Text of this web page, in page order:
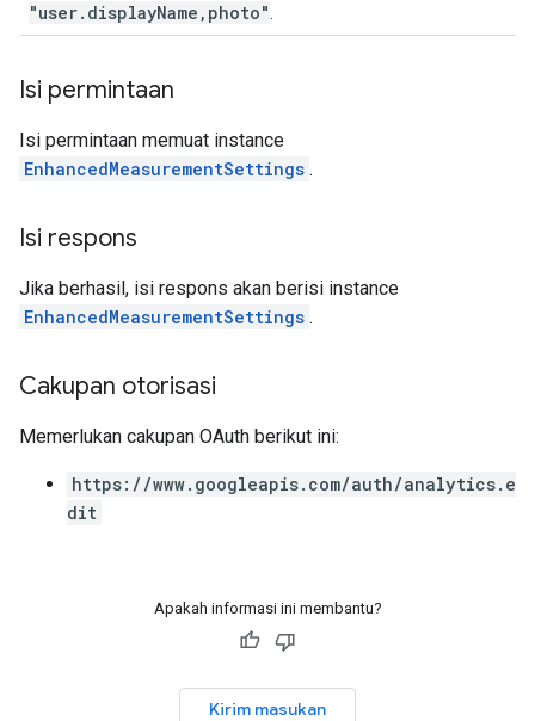
"user.displayName,photo"
Isi permintaan
Isi permintaan memuat instance
EnhancedMeasurementSettings .
Isi respons
Jika berhasil, isi respons akan berisi instance
EnhancedMeasurementSettings .
Cakupan otorisasi
Memerlukan cakupan OAuth berikut ini:
https://www.googleapis.com/auth/analytics.e
dit
Apakah informasi ini membantu?
Kirim masukan